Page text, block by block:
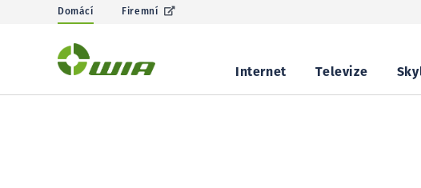
Domácí Firemní
Internet Televize